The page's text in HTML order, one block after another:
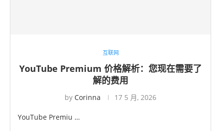
互联网
YouTube Premium 价格解析：您现在需要了
解的费用
by Corinna 17 5 月, 2026
YouTube Premiu …